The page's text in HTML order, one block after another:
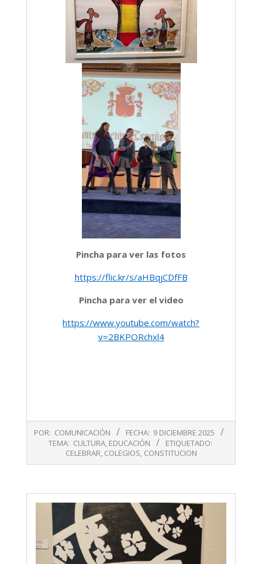
Pincha para ver las fotos
https://flic.kr/s/aHBqjCDfFB
Pincha para ver el video
https://www.youtube.com/watch?
v=2BKPORchxl4
12-
POR: COMUNICACIÓN FECHA: 9 DICIEMBRE 2025
TEMA: CULTURA, EDUCACIÓN
ETIQUETADO:
CELEBRAR, COLEGIOS, CONSTITUCION